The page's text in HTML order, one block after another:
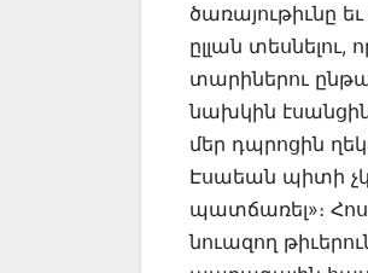
ծառայութիւնը
ըլլան
տարիներու
նախկին
մեր դպրոցին
Էսաեան պիտի
պատճառել»։
նուազող